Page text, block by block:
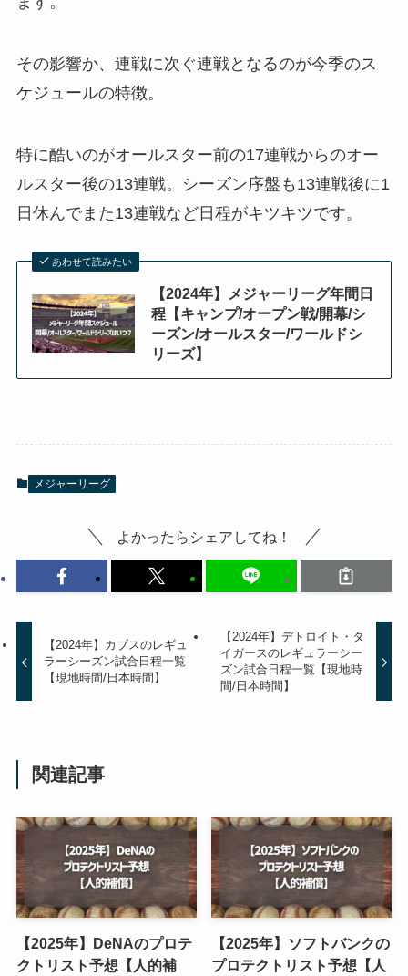
その影響か、連戦に次ぐ連戦となるのが今季のス
ケジュールの特徴。
特に酷いのがオールスター前の17連戦からのオー
ルスター後の13連戦。シーズン序盤も13連戦後に1
日休んでまた13連戦など日程がキツキツです。
あわせて読みたい
【2024年】メジャーリーグ年間日
程【キャンプ/オープン戦/開幕/シ
ーズン/オールスター/ワールドシ
リーズ】
メジャーリーグ
よかったらシェアしてね！
【2024年】カブスのレギュ
ラーシーズン試合日程一覧
【現地時間/日本時間】
【2024年】デトロイト・タ
イガースのレギュラーシー
ズン試合日程一覧【現地時
間/日本時間】
関連記事
【2025年】DeNAのプロテ
クトリスト予想【人的補
【2025年】ソフトバンクの
プロテクトリスト予想【人